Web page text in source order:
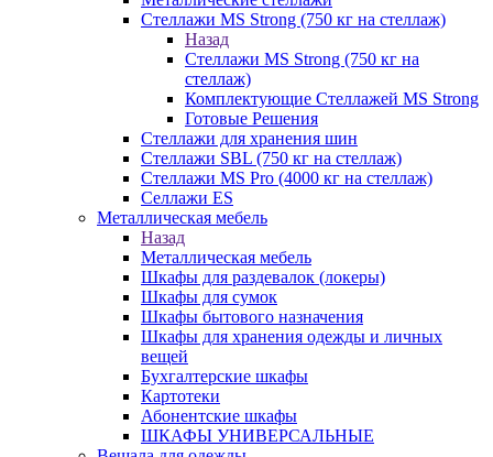
Стеллажи MS Strong (750 кг на стеллаж)
Назад
Стеллажи MS Strong (750 кг на
стеллаж)
Комплектующие Стеллажей MS Strong
Готовые Решения
Стеллажи для хранения шин
Стеллажи SBL (750 кг на стеллаж)
Стеллажи MS Pro (4000 кг на стеллаж)
Селлажи ES
Металлическая мебель
Назад
Металлическая мебель
Шкафы для раздевалок (локеры)
Шкафы для сумок
Шкафы бытового назначения
Шкафы для хранения одежды и личных
вещей
Бухгалтерские шкафы
Картотеки
Абонентские шкафы
ШКАФЫ УНИВЕРСАЛЬНЫЕ